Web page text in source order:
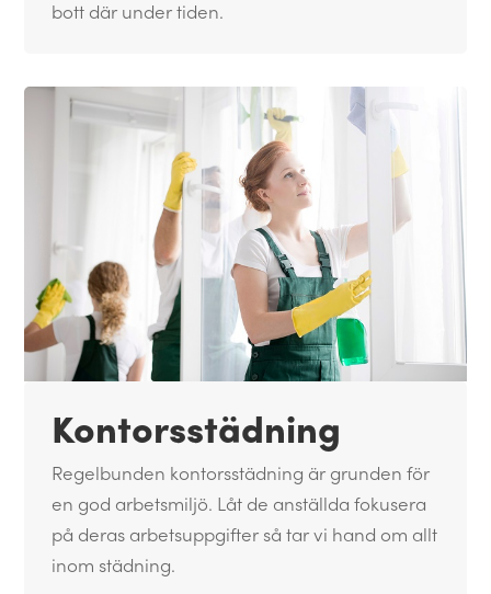
bott där under tiden.
Kontorsstädning
Regelbunden kontorsstädning är grunden för
en god arbetsmiljö. Låt de anställda fokusera
på deras arbetsuppgifter så tar vi hand om allt
inom städning.